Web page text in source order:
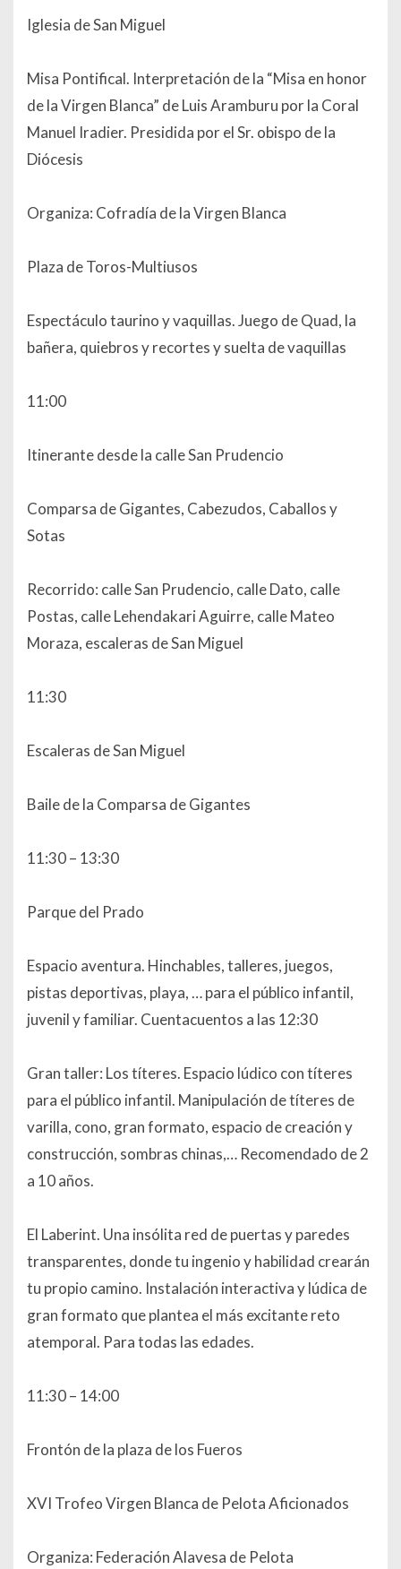
Iglesia de San Miguel
Misa Pontifical. Interpretación de la “Misa en honor
de la Virgen Blanca” de Luis Aramburu por la Coral
Manuel Iradier. Presidida por el Sr. obispo de la
Diócesis
Organiza: Cofradía de la Virgen Blanca
Plaza de Toros-Multiusos
Espectáculo taurino y vaquillas. Juego de Quad, la
bañera, quiebros y recortes y suelta de vaquillas
11:00
Itinerante desde la calle San Prudencio
Comparsa de Gigantes, Cabezudos, Caballos y
Sotas
Recorrido: calle San Prudencio, calle Dato, calle
Postas, calle Lehendakari Aguirre, calle Mateo
Moraza, escaleras de San Miguel
11:30
Escaleras de San Miguel
Baile de la Comparsa de Gigantes
11:30 – 13:30
Parque del Prado
Espacio aventura. Hinchables, talleres, juegos,
pistas deportivas, playa, … para el público infantil,
juvenil y familiar. Cuentacuentos a las 12:30
Gran taller: Los títeres. Espacio lúdico con títeres
para el público infantil. Manipulación de títeres de
varilla, cono, gran formato, espacio de creación y
construcción, sombras chinas,… Recomendado de 2
a 10 años.
El Laberint. Una insólita red de puertas y paredes
transparentes, donde tu ingenio y habilidad crearán
tu propio camino. Instalación interactiva y lúdica de
gran formato que plantea el más excitante reto
atemporal. Para todas las edades.
11:30 – 14:00
Frontón de la plaza de los Fueros
XVI Trofeo Virgen Blanca de Pelota Aficionados
Organiza: Federación Alavesa de Pelota